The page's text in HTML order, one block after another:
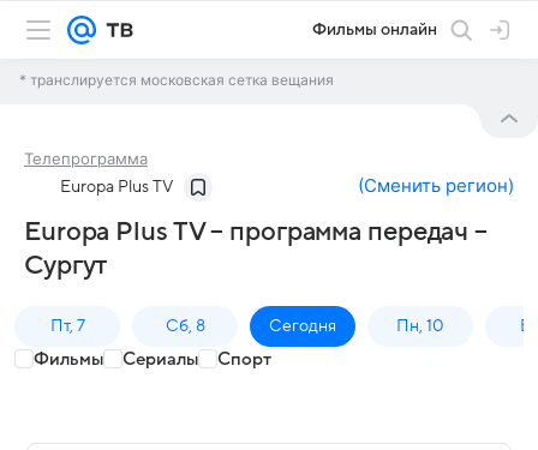
Фильмы онлайн
* транслируется московская сетка вещания
Телепрограмма
Europa Plus TV (Сменить регион)
Europa Plus TV – программа передач –
Сургут
Пт, 7 Сб, 8 Сегодня Пн, 10
Фильмы Сериалы Спорт